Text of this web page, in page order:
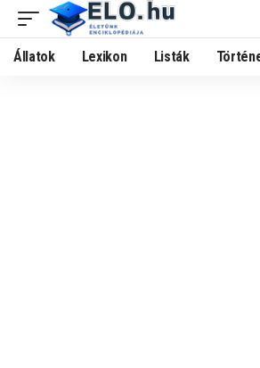
Állatok Lexikon Listák